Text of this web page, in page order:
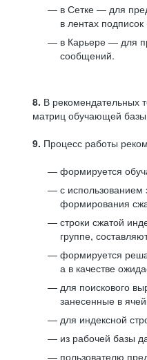
в Сетке — для
в лентах
в Карьере — для
сообщений.
8. В рекомендательных
матриц обучающей базы
9. Процесс работы
формируется
с
формирования
строки сжатой
группе,
формируется
а в качестве
для поискового
занесенные в
для индексной
из рабочей базы
пользователю